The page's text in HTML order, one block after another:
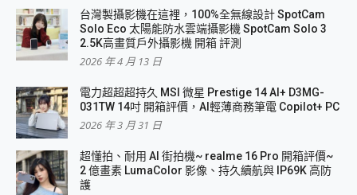
台灣製攝影機在這裡，100%全無線設計 SpotCam
Solo Eco 太陽能防水雲端攝影機 SpotCam Solo 3
2.5K高畫質戶外攝影機 開箱 評測
2026 年 4 月 13 日
電力超超超持久 MSI 微星 Prestige 14 AI+ D3MG-
031TW 14吋 開箱評價，AI輕薄商務筆電 Copilot+ PC
2026 年 3 月 31 日
超懂拍、耐用 AI 街拍機~ realme 16 Pro 開箱評價~
2 億畫素 LumaColor 影像、持久續航與 IP69K 高防
護